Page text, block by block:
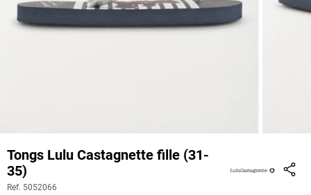
Tongs Lulu Castagnette fille (31-
35)
Ref. 5052066